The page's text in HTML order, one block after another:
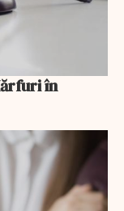
în